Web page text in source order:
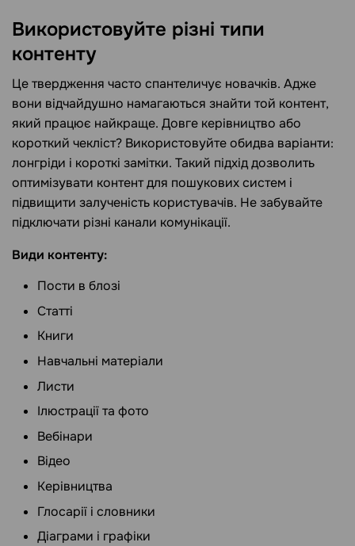
Використовуйте різні типи
контенту
Це твердження часто спантеличує новачків. Адже
вони відчайдушно намагаються знайти той контент,
який працює найкраще. Довге керівництво або
короткий чекліст? Використовуйте обидва варіанти:
лонгріди і короткі замітки. Такий підхід дозволить
оптимізувати контент для пошукових систем і
підвищити залученість користувачів. Не забувайте
підключати різні канали комунікації.
Види контенту:
Пости в блозі
Статті
Книги
Навчальні матеріали
Листи
Ілюстрації та фото
Вебінари
Відео
Керівництва
Глосарії і словники
Діаграми і графіки